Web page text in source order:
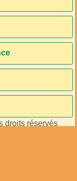
droits réservés